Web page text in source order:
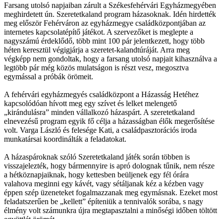
Farsang utolsó napjaiban zárult a Székesfehérvári Egyházmegyében
meghirdetett ún. Szeretetkaland program házasoknak. Idén hirdették
meg először Fehérváron az egyházmegye családközpontjában az
internetes kapcsolatépítő játékot. A szervezőket is meglepte a
nagyszámú érdeklődő, több mint 100 pár jelentkezett, hogy több
héten keresztül végigjárja a szeretet-kalandtúráját. Arra meg
végképp nem gondoltak, hogy a farsang utolsó napjait kihasználva a
legtöbb pár még közös mulatságon is részt vesz, megosztva
egymással a próbák örömeit.
A fehérvári egyházmegyés családközpont a Házasság Hetéhez
kapcsolódóan hívott meg egy szívet és lelket melengető
„kirándulásra” minden vállalkozó házaspárt. A szeretetkaland
elnevezésű program egyik fő célja a házasságban élők megerősítése
volt. Varga László és felesége Kati, a családpasztorációs iroda
munkatársai koordinálták a feladatokat.
A házaspároknak szóló Szeretetkaland játék során többen is
visszajelezték, hogy bármennyire is apró dolognak tűnik, nem része
a hétköznapjaiknak, hogy kettesben beüljenek egy fél órára
valahova meginni egy kávét, vagy sétáljanak kéz a kézben vagy
éppen szép üzeneteket fogalmazzanak meg egymásnak. Ezeket most
feladatszerűen be „kellett” építeniük a tennivalók sorába, s nagy
élmény volt számunkra újra megtapasztalni a minőségi időben töltött